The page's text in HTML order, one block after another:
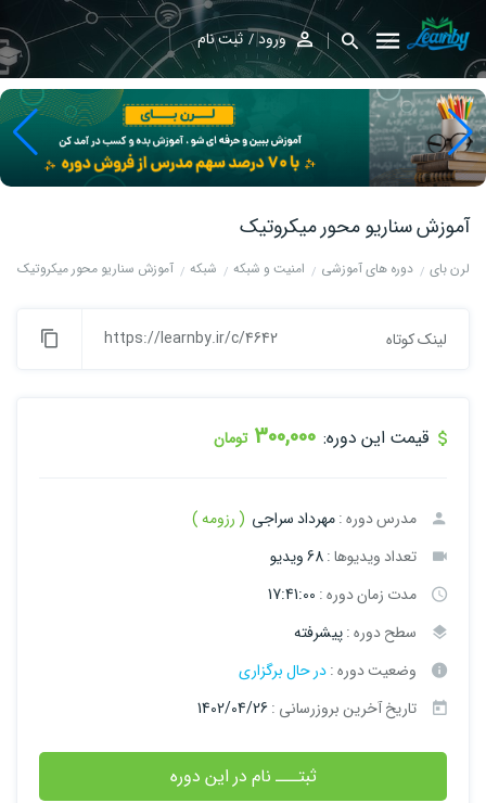
ورود ثبت نام
آموزش سناریو محور میکروتیک
لرن بای دوره های آموزشی امنیت و شبکه شبکه آموزش سناریو محور میکروتیک
لینک کوتاه https://learnby.ir/c/4642
قیمت این دوره: 300,000 تومان
مدرس دوره :مهرداد سراجی ( رزومه )
تعداد ویدیوها :68 ویدیو
مدت زمان دوره : 17:41:00
سطح دوره :پیشرفته
وضعیت دوره :در حال برگزاری
تاریخ آخرین بروزرسانی : 1402/04/26
ثبتـــ نام در این دوره